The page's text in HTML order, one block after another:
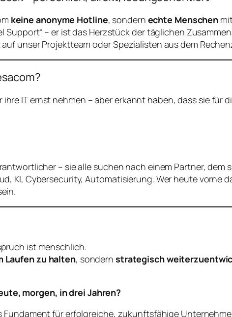
keine anonyme Hotline, sondern echte Menschen
Support“ – er ist das Herzstück der täglichen
unser Projektteam oder Spezialisten aus dem
IT ernst nehmen – aber erkannt haben, dass sie für
– sie alle suchen nach einem Partner, dem
KI, Cybersecurity, Automatisierung. Wer heute vorne
ist menschlich.
Laufen zu halten, sondern strategisch
morgen, in drei Jahren?
Fundament für erfolgreiche, zukunftsfähige